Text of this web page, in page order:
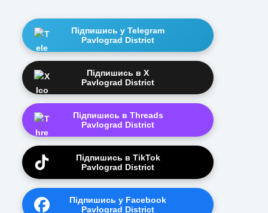
Підпишись у Telegram
Pavlograd District
Підпишись в X
Pavlograd District
Підпишись в Threads
Pavlograd District
Підпишись в TikTok
Pavlograd District
Підпишись у Facebook
Pavlograd District